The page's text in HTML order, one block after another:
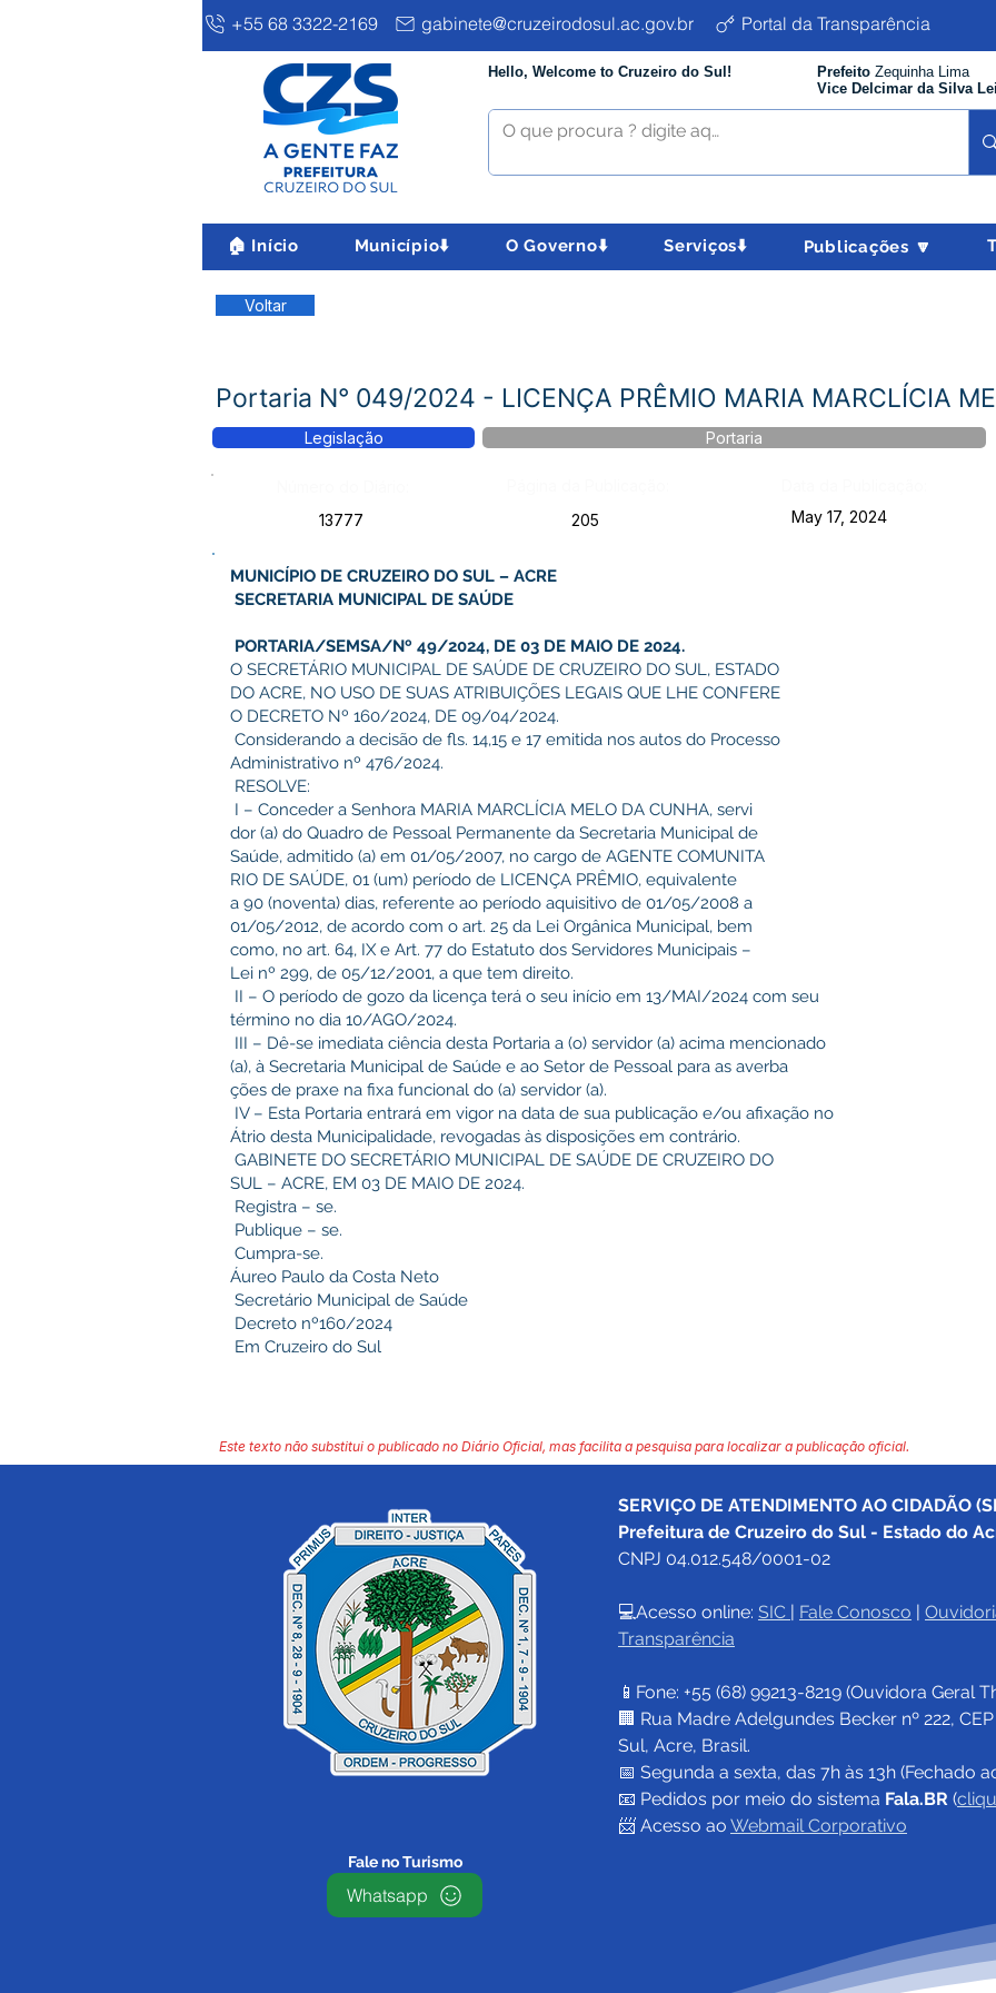
+55 68 3322-2169 gabinete@cruzeirodosul.ac.gov.br Portal da Transparência
Hello, Welcome to Cruzeiro do Sul! Prefeito Zequinha Lima
Vice Delcimar da Silva
🏠 Início Município⬇️ O Governo⬇️ Serviços⬇️ Publicações 🔽
Voltar
Portaria N° 049/2024 - LICENÇA PRÊMIO MARIA MARCLÍCIA
Legislação Portaria
13777
205 May 17, 2024
MUNICÍPIO DE CRUZEIRO DO SUL – ACRE
SECRETARIA MUNICIPAL DE SAÚDE
PORTARIA/SEMSA/Nº 49/2024, DE 03 DE MAIO DE 2024.
O SECRETÁRIO MUNICIPAL DE SAÚDE DE CRUZEIRO DO SUL, ESTADO
DO ACRE, NO USO DE SUAS ATRIBUIÇÕES LEGAIS QUE LHE CONFERE
O DECRETO Nº 160/2024, DE 09/04/2024.
Considerando a decisão de fls. 14,15 e 17 emitida nos autos do Processo
Administrativo nº 476/2024.
RESOLVE:
I – Conceder a Senhora MARIA MARCLÍCIA MELO DA CUNHA, servi
dor (a) do Quadro de Pessoal Permanente da Secretaria Municipal de
Saúde, admitido (a) em 01/05/2007, no cargo de AGENTE COMUNITA
RIO DE SAÚDE, 01 (um) período de LICENÇA PRÊMIO, equivalente
a 90 (noventa) dias, referente ao período aquisitivo de 01/05/2008 a
01/05/2012, de acordo com o art. 25 da Lei Orgânica Municipal, bem
como, no art. 64, IX e Art. 77 do Estatuto dos Servidores Municipais –
Lei nº 299, de 05/12/2001, a que tem direito.
II – O período de gozo da licença terá o seu início em 13/MAI/2024 com seu
término no dia 10/AGO/2024.
III – Dê-se imediata ciência desta Portaria a (o) servidor (a) acima mencionado
(a), à Secretaria Municipal de Saúde e ao Setor de Pessoal para as averba
ções de praxe na fixa funcional do (a) servidor (a).
IV – Esta Portaria entrará em vigor na data de sua publicação e/ou afixação no
Átrio desta Municipalidade, revogadas às disposições em contrário.
GABINETE DO SECRETÁRIO MUNICIPAL DE SAÚDE DE CRUZEIRO DO
SUL – ACRE, EM 03 DE MAIO DE 2024.
Registra – se.
Publique – se.
Cumpra-se.
Áureo Paulo da Costa Neto
Secretário Municipal de Saúde
Decreto nº160/2024
Em Cruzeiro do Sul
Este texto não substitui o publicado no Diário Oficial, mas facilita a pesquisa para localizar a publicação oficial.
SERVIÇO DE ATENDIMENTO AO CIDADÃO
Prefeitura de Cruzeiro do Sul - Estado do
CNPJ 04.012.548/0001-02
💻Acesso online: SIC | Fale Conosco |
Transparência
📱Fone: +55 (68) 99213-8219 (Ouvidora Geral
🏢 Rua Madre Adelgundes Becker nº 222,
Sul, Acre, Brasil.
📅 Segunda a sexta, das 7h às 13h (Fechado
📧 Pedidos por meio do sistema Fala.BR (
📨 Acesso ao Webmail Corporativo
Fale no Turismo
Whatsapp